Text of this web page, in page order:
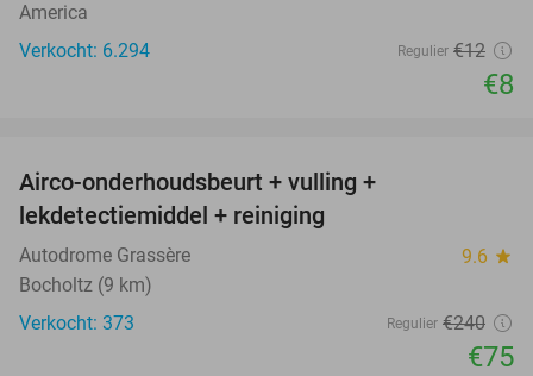
America
Verkocht: 6.294
Regulier €12
€8
Airco-onderhoudsbeurt + vulling +
lekdetectiemiddel + reiniging
Autodrome Grassère 9.6 star
Bocholtz (9 km)
Verkocht: 373
Regulier €240
€75